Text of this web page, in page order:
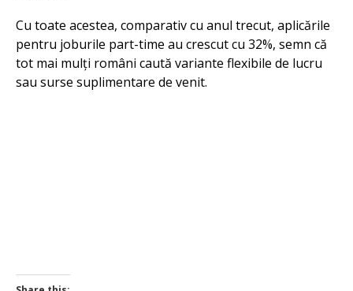
Cu toate acestea, comparativ cu anul trecut, aplicările
pentru joburile part-time au crescut cu 32%, semn că
tot mai mulți români caută variante flexibile de lucru
sau surse suplimentare de venit.